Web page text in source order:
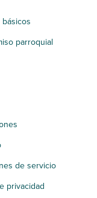
parroquial
de servicio
privacidad